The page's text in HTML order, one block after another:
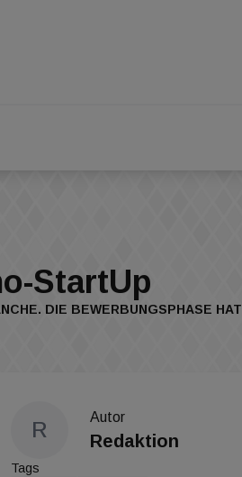
StartUp
DIE BEWERBUNGSPHASE HAT
R
Autor
Redaktion
Tags